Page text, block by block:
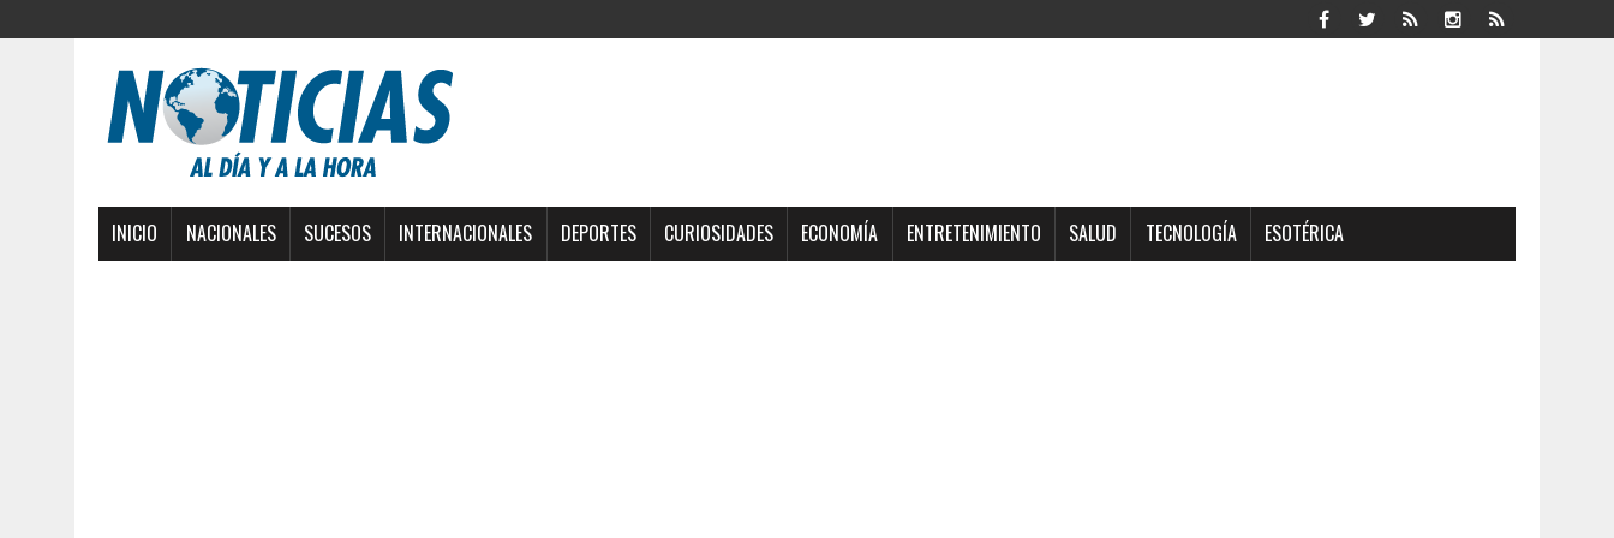
INICIO NACIONALES SUCESOS INTERNACIONALES DEPORTES CURIOSIDADES ECONOMÍA ENTRETENIMIENTO SALUD TECNOLOGÍA ESOTÉRICA